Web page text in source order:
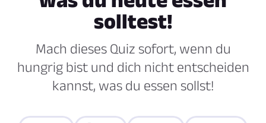
solltest!
Mach dieses Quiz sofort, wenn du
hungrig bist und dich nicht entscheiden
kannst, was du essen sollst!